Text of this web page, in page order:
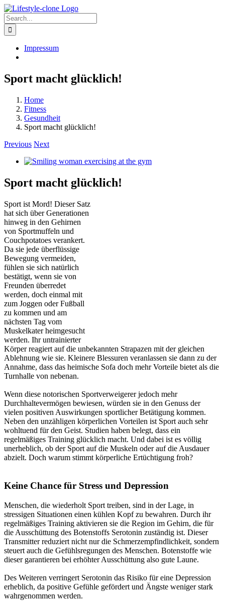
Skip
to
content
Search
for:
Impressum
Sport macht glücklich!
Home
Fitness
Gesundheit
Sport macht glücklich!
Previous Next
View
Image
Sport macht glücklich!
Sport ist Mord! Dieser Satz
hat sich über Generationen
hinweg in den Gehirnen
von Sportmuffeln und
Couchpotatoes verankert.
Da sie jede überflüssige
Bewegung vermeiden,
fühlen sie sich natürlich
bestätigt, wenn sie von
Freunden überredet
werden, doch einmal mit
zum Joggen oder Fußball
zu kommen und am
nächsten Tag vom
Muskelkater heimgesucht
werden. Ihr untrainierter
Körper reagiert auf die unbekannten Strapazen mit der gleichen
Ablehnung wie sie. Kleinere Blessuren veranlassen sie dann zu der
Annahme, dass das heimische Sofa doch mehr Vorteile bietet als die
Turnhalle von nebenan.
Wenn diese notorischen Sportverweigerer jedoch mehr
Durchhaltevermögen bewiesen, würden sie in den Genuss der
vielen positiven Auswirkungen sportlicher Betätigung kommen.
Neben den unzähligen körperlichen Vorteilen ist Sport auch sehr
wohltuend für den Geist. Studien haben belegt, dass ein
regelmäßiges Training glücklich macht. Und dabei ist es völlig
unerheblich, ob der Sport auf die Muskeln oder auf die Ausdauer
abzielt. Doch warum stimmt körperliche Ertüchtigung froh?
Keine Chance für Stress und Depression
Menschen, die wiederholt Sport treiben, sind in der Lage, in
stressigen Situationen einen kühlen Kopf zu bewahren. Durch ihr
regelmäßiges Training aktivieren sie die Region im Gehirn, die für
die Ausschüttung des Botenstoffs Serotonin zuständig ist. Dieser
Transmitter reduziert nicht nur die Schmerzempfindlichkeit, sondern
steuert auch die Gefühlsregungen des Menschen. Botenstoffe wie
dieser garantieren bei erhöhter Ausschüttung also gute Laune.
Des Weiteren verringert Serotonin das Risiko für eine Depression
erheblich, da positive Gefühle gefördert und Ängste weniger stark
wahrgenommen werden.